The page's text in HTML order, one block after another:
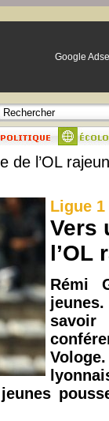
Google
de l’OL
Ligue 1
Vers
l’OL
Rémi
savoir
jeunes